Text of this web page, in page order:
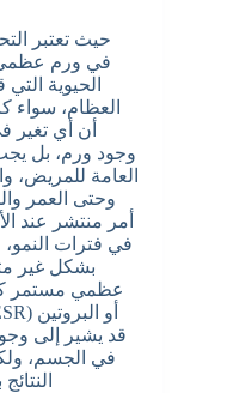
حيث تعتبر
في ورم
الحيوية
العظام، سواء
أن أي تغير
وجود ورم، بل
العامة للمريض،
وحتى العمر
في فترات النمو،
بشكل غير
عظمي مستمر
في الجسم،